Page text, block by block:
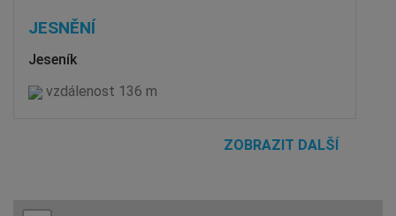
JESNĚNÍ
Jeseník
vzdálenost 136 m
ZOBRAZIT DALŠÍ